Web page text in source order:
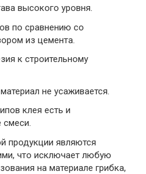
высокого уровня.
по сравнению со
из цемента.
к строительному
не усаживается.
клея есть и
смеси.
продукции являются
что исключает любую
на материале грибка,